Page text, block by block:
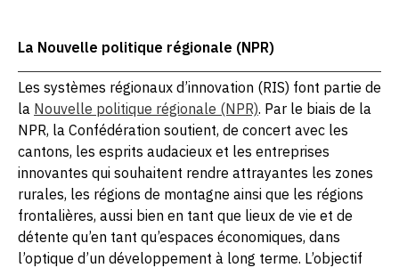
La Nouvelle politique régionale (NPR)
Les systèmes régionaux d’innovation (RIS) font partie de
la Nouvelle politique régionale (NPR). Par le biais de la
NPR, la Confédération soutient, de concert avec les
cantons, les esprits audacieux et les entreprises
innovantes qui souhaitent rendre attrayantes les zones
rurales, les régions de montagne ainsi que les régions
frontalières, aussi bien en tant que lieux de vie et de
détente qu’en tant qu’espaces économiques, dans
l’optique d’un développement à long terme. L’objectif